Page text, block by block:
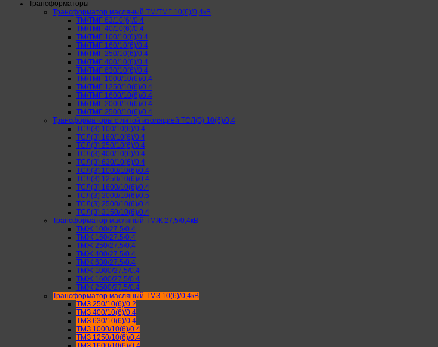
Трансформаторы
Трансформатор масляный ТМ/ТМГ 10(6)/0,4кВ
ТМ/ТМГ 63/10(6)/0.4
ТМ/ТМГ 40/10(6)/0.4
ТМ/ТМГ 100/10(6)/0.4
ТМ/ТМГ 160/10(6)/0.4
ТМ/ТМГ 250/10(6)/0.4
ТМ/ТМГ 400/10(6)/0.4
ТМ/ТМГ 630/10(6)/0.4
ТМ/ТМГ 1000/10(6)/0.4
ТМ/ТМГ 1250/10(6)/0.4
ТМ/ТМГ 1600/10(6)/0.4
ТМ/ТМГ 2000/10(6)/0.4
ТМ/ТМГ 2500/10(6)/0.4
Трансформаторы с литой изоляцией ТСЛ(З) 10(6)/0,4
ТСЛ(З) 100/10(6)/0.4
ТСЛ(З) 160/10(6)/0.4
ТСЛ(З) 250/10(6)/0.4
ТСЛ(З) 400/10(6)/0.4
ТСЛ(З) 630/10(6)/0.4
ТСЛ(З) 1000/10(6)/0.4
ТСЛ(З) 1250/10(6)/0.4
ТСЛ(З) 1600/10(6)/0.4
ТСЛ(З) 2000/10(6)/0.5
ТСЛ(З) 2500/10(6)/0.4
ТСЛ(З) 3150/10(6)/0.4
Трансформатор масляный ТМЖ 27,5/0,4кВ
ТМЖ 100/27.5/0.4
ТМЖ 160/27.5/0.4
ТМЖ 250/27.5/0.4
ТМЖ 400/27.5/0.4
ТМЖ 630/27.5/0.4
ТМЖ 1000/27.5/0.4
ТМЖ 1600/27.5/0.4
ТМЖ 2500/27.5/0.4
Трансформатор масляный ТМЗ 10(6)/0,4кВ
ТМЗ 250/10(6)/0.2
ТМЗ 400/10(6)/0.4
ТМЗ 630/10(6)/0.4
ТМЗ 1000/10(6)/0.4
ТМЗ 1250/10(6)/0.4